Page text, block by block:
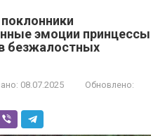
эмоции принцессы
безжалостных
08.07.2025
Обновлено: